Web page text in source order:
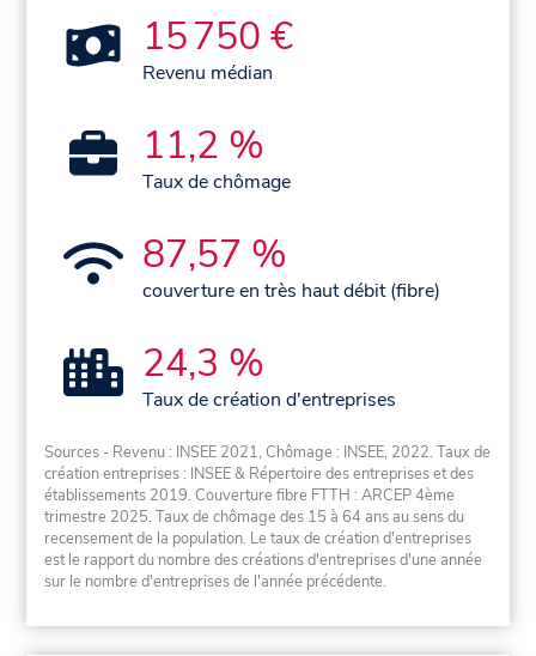
15 750 €
Revenu médian
11,2 %
Taux de chômage
87,57 %
couverture en très haut débit (fibre)
24,3 %
Taux de création d'entreprises
Sources - Revenu : INSEE 2021, Chômage : INSEE, 2022. Taux de
création entreprises : INSEE & Répertoire des entreprises et des
établissements 2019. Couverture fibre FTTH : ARCEP 4ème
trimestre 2025. Taux de chômage des 15 à 64 ans au sens du
recensement de la population. Le taux de création d'entreprises
est le rapport du nombre des créations d'entreprises d'une année
sur le nombre d'entreprises de l'année précédente.